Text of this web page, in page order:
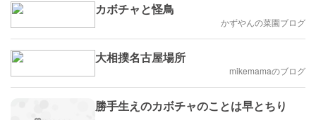
カボチャと怪鳥
かずやんの菜園ブログ
大相撲名古屋場所
mikemamaのブログ
勝手生えのカボチャのことは早とちり